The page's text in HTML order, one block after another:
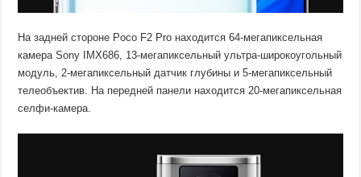
На задней стороне Poco F2 Pro находится 64-мегапиксельная
камера Sony IMX686, 13-мегапиксельный ультра-широкоугольный
модуль, 2-мегапиксельный датчик глубины и 5-мегапиксельный
телеобъектив. На передней панели находится 20-мегапиксельная
селфи-камера.